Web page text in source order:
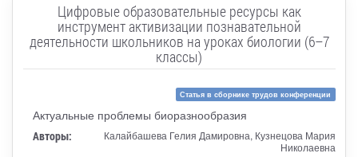
Цифровые образовательные ресурсы как
инструмент активизации познавательной
деятельности школьников на уроках биологии (6–7
классы)
Статья в сборнике трудов конференции
Актуальные проблемы биоразнообразия
Авторы:
Калайбашева Гелия Дамировна, Кузнецова Мария
Николаевна